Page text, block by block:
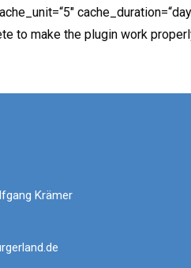
to make the plugin work
Krämer